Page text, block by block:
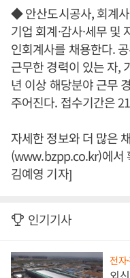
◆ 안산도시공사, 회계
기업 회계·감사·세무
인회계사를 채용한다.
근무한 경력이 있는 자,
년 이상 해당분야 근무
주어진다. 접수기간은
자세한 정보와 더 많은
(www.bzpp.co.kr)에서
김예영 기자]
인기기사
전자